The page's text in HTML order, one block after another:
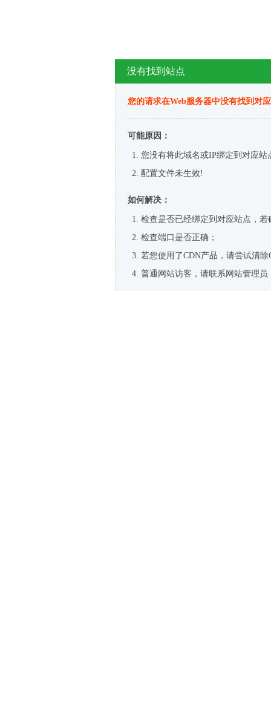
没有找到站点
您的请求在Web服务器中没有找到对
可能原因：
您没有将此域名或IP绑定到对应站
配置文件未生效!
如何解决：
检查是否已经绑定到对应站点，
检查端口是否正确；
若您使用了CDN产品，请尝试清除
普通网站访客，请联系网站管理员